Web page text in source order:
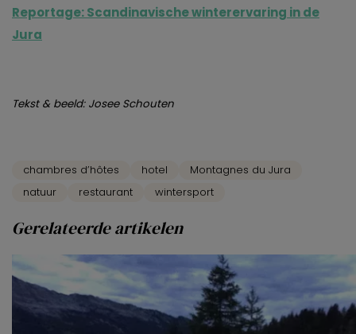
Reportage: Scandinavische winterervaring in de
Jura
Tekst & beeld: Josee Schouten
chambres d’hôtes hotel
Montagnes du Jura
natuur
restaurant wintersport
Gerelateerde artikelen